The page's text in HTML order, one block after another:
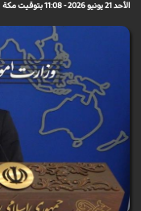
الأحد 21 يونيو 2026 - 11:08 بتوقيت مكة